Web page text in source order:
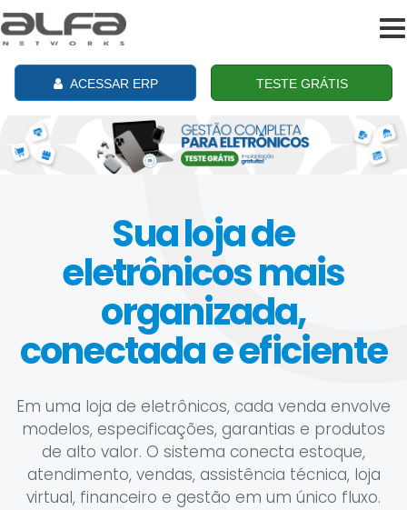
ACESSAR ERP TESTE GRÁTIS
Sua loja de
eletrônicos mais
organizada,
conectada e eficiente
Em uma loja de eletrônicos, cada venda envolve
modelos, especificações, garantias e produtos
de alto valor. O sistema conecta estoque,
atendimento, vendas, assistência técnica, loja
virtual, financeiro e gestão em um único fluxo.